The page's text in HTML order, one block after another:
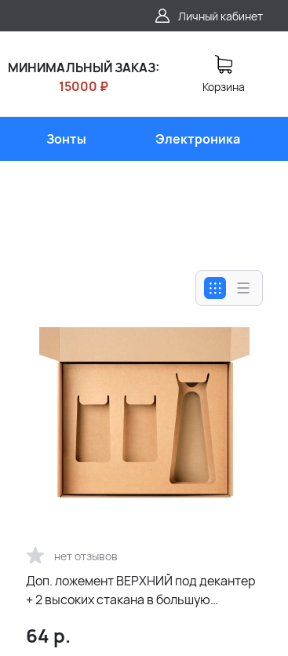
Личный кабинет
МИНИМАЛЬНЫЙ ЗАКАЗ:
15000 ₽
Корзина
Зонты Электроника
нет отзывов
Доп. ложемент ВЕРХНИЙ под декантер
+ 2 высоких стакана в большую
21005.020)
64 р.